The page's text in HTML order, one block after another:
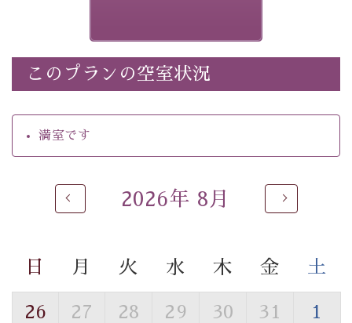
・環境に配慮したアメニティをご用意
・館内フリーWi-Fi
・駐車場完備
・チェックイン15時、チェックアウト10時
自家源泉「美翠源泉」は酸化の進みが遅く新鮮で若返り
の効果が高い、極めて希有な源泉です。身も心も癒され
温泉の成分に合わせ、防菌防カビの特殊素材の畳を使
用。 足元が柔らかく、そして滑りにくい畳のお風呂で
す。
このプランの空室状況
満室です
2026年 8月
日 月 火 水 木 金 土
26 27 28 29 30 31 1